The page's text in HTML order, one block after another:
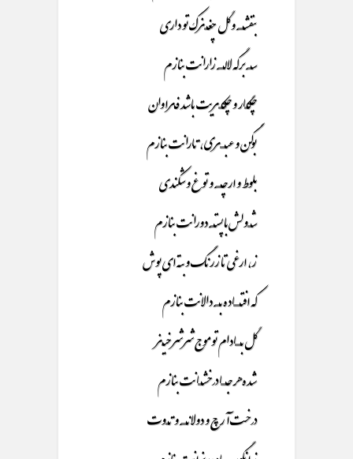
بنفشـــــــه و گل چغــــزک تو داری
ســـــه برگه لالـــــــه زارانت بنازم
چگــــار و چُکـــــریت باشد فـراوان
بوگن و عبـــــــری ، تـارانت بنازم
بلوط و ارچـــــــه و توغ و شکندی
شـــــولش با پستـــــه دورانت بنازم
ز، ارغی تا زرنگ و بته ای پوش
که افتـــــــــاده بــــــه دالانت بنازم
گل بــــــــادام تو موج شرشر خیــز
شده هر جـــــــا درخشـــــانت بنازم
درخت آرچ و دولانـــــــه و تــــوت